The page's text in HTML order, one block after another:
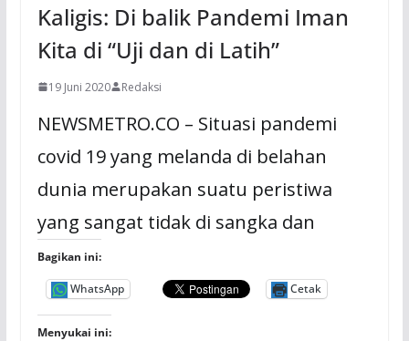
Kaligis: Di balik Pandemi Iman
Kita di “Uji dan di Latih”
19 Juni 2020 Redaksi
NEWSMETRO.CO – Situasi pandemi
covid 19 yang melanda di belahan
dunia merupakan suatu peristiwa
yang sangat tidak di sangka dan
Bagikan ini:
WhatsApp Cetak
Menyukai ini: